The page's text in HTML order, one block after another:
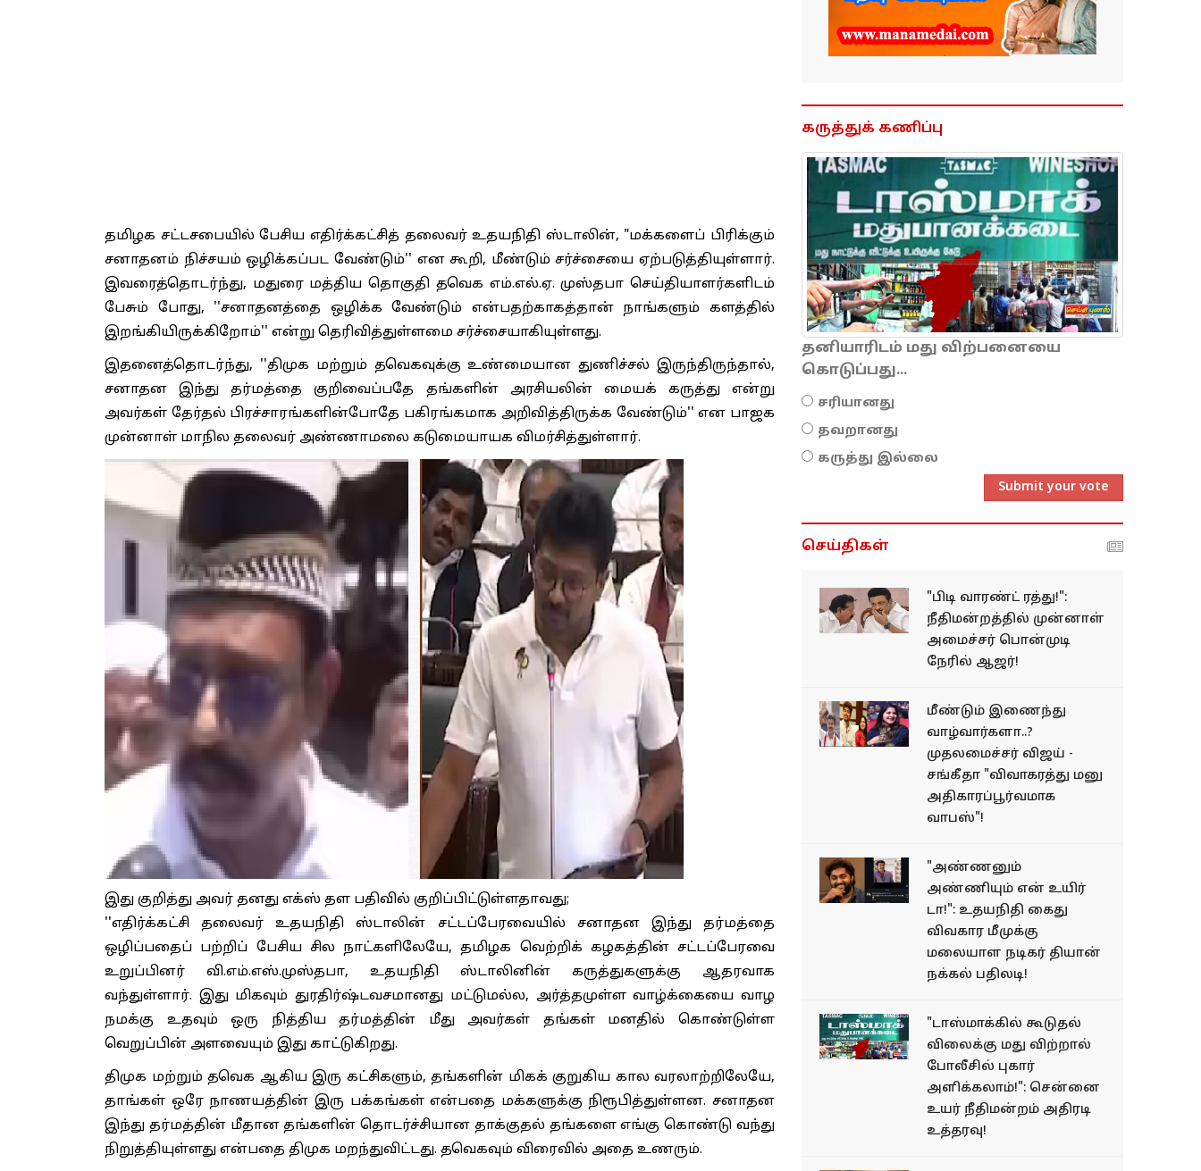
தமிழக சட்டசபையில் பேசிய எதிர்க்கட்சித் தலைவர் உதயநிதி ஸ்டாலின், "மக்களைப் பிரிக்கும்
சனாதனம் நிச்சயம் ஒழிக்கப்பட வேண்டும்'' என கூறி, மீண்டும் சர்ச்சையை ஏற்படுத்தியுள்ளார்.
இவரைத்தொடர்ந்து, மதுரை மத்திய தொகுதி தவெக எம்.எல்.ஏ. முஸ்தபா செய்தியாளர்களிடம்
பேசும் போது, ''சனாதனத்தை ஒழிக்க வேண்டும் என்பதற்காகத்தான் நாங்களும் களத்தில்
இறங்கியிருக்கிறோம்'' என்று தெரிவித்துள்ளமை சர்ச்சையாகியுள்ளது.
இதனைத்தொடர்ந்து, ''திமுக மற்றும் தவெகவுக்கு உண்மையான துணிச்சல் இருந்திருந்தால்,
சனாதன இந்து தர்மத்தை குறிவைப்பதே தங்களின் அரசியலின் மையக் கருத்து என்று
அவர்கள் தேர்தல் பிரச்சாரங்களின்போதே பகிரங்கமாக அறிவித்திருக்க வேண்டும்'' என பாஜக
முன்னாள் மாநில தலைவர் அண்ணாமலை கடுமையாயக விமர்சித்துள்ளார்.
இது குறித்து அவர் தனது எக்ஸ் தள பதிவில் குறிப்பிட்டுள்ளதாவது;
''எதிர்க்கட்சி தலைவர் உதயநிதி ஸ்டாலின் சட்டப்பேரவையில் சனாதன இந்து தர்மத்தை
ஒழிப்பதைப் பற்றிப் பேசிய சில நாட்களிலேயே, தமிழக வெற்றிக் கழகத்தின் சட்டப்பேரவை
உறுப்பினர் வி.எம்.எஸ்.முஸ்தபா, உதயநிதி ஸ்டாலினின் கருத்துகளுக்கு ஆதரவாக
வந்துள்ளார். இது மிகவும் துரதிர்ஷ்டவசமானது மட்டுமல்ல, அர்த்தமுள்ள வாழ்க்கையை வாழ
நமக்கு உதவும் ஒரு நித்திய தர்மத்தின் மீது அவர்கள் தங்கள் மனதில் கொண்டுள்ள
வெறுப்பின் அளவையும் இது காட்டுகிறது.
திமுக மற்றும் தவெக ஆகிய இரு கட்சிகளும், தங்களின் மிகக் குறுகிய கால வரலாற்றிலேயே,
தாங்கள் ஒரே நாணயத்தின் இரு பக்கங்கள் என்பதை மக்களுக்கு நிரூபித்துள்ளன. சனாதன
இந்து தர்மத்தின் மீதான தங்களின் தொடர்ச்சியான தாக்குதல் தங்களை எங்கு கொண்டு வந்து
நிறுத்தியுள்ளது என்பதை திமுக மறந்துவிட்டது. தவெகவும் விரைவில் அதை உணரும்.
கருத்துக் கணிப்பு
தனியாரிடம் மது விற்பனையை
கொடுப்பது...
சரியானது
தவறானது
கருத்து இல்லை
Submit your vote
செய்திகள்
"பிடி வாரண்ட் ரத்து!":
நீதிமன்றத்தில் முன்னாள்
அமைச்சர் பொன்முடி
நேரில் ஆஜர்!
மீண்டும் இணைந்து
வாழ்வார்களா..?
முதலமைச்சர் விஜய் -
சங்கீதா "விவாகரத்து மனு
அதிகாரப்பூர்வமாக
வாபஸ்"!
"அண்ணனும்
அண்ணியும் என் உயிர்
டா!": உதயநிதி கைது
விவகார மீமுக்கு
மலையாள நடிகர் தியான்
நக்கல் பதிலடி!
"டாஸ்மாக்கில் கூடுதல்
விலைக்கு மது விற்றால்
போலீசில் புகார்
அளிக்கலாம்!": சென்னை
உயர் நீதிமன்றம் அதிரடி
உத்தரவு!